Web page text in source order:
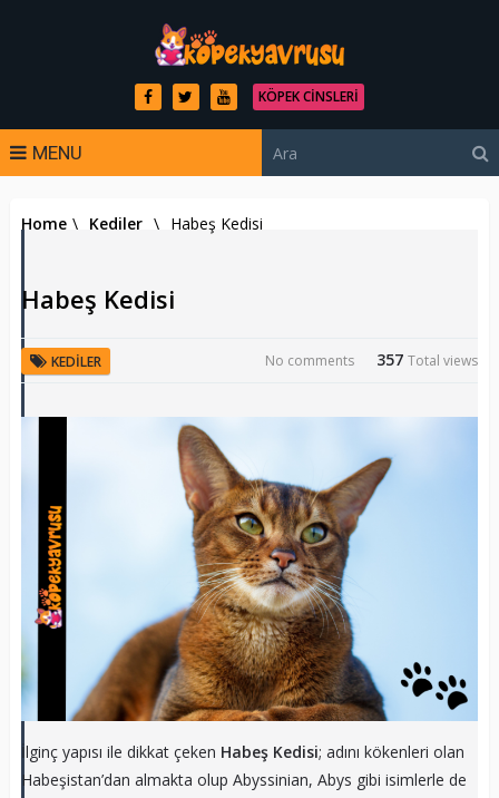
KÖPEK CINSLERI
MENU
Home \ Kediler \ Habeş Kedisi
Habeş Kedisi
KEDILER 357Total views
No comments
İlginç yapısı ile dikkat çeken Habeş Kedisi; adını kökenleri olan
Habeşistan’dan almakta olup Abyssinian, Abys gibi isimlerle de